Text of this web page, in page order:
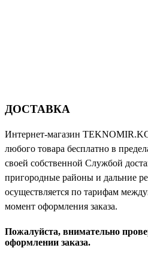
ДОСТАВКА
Интернет-магазин
любого товара бесплатно в
своей собственной Службой
пригородные районы и дальние
осуществляется по тарифам
момент оформления заказа.
Пожалуйста, внимательно
оформлении заказа.